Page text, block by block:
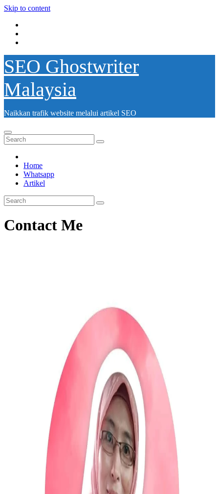
Skip to content
SEO Ghostwriter
Malaysia
Naikkan trafik website melalui artikel SEO
Home
Whatsapp
Artikel
Contact Me